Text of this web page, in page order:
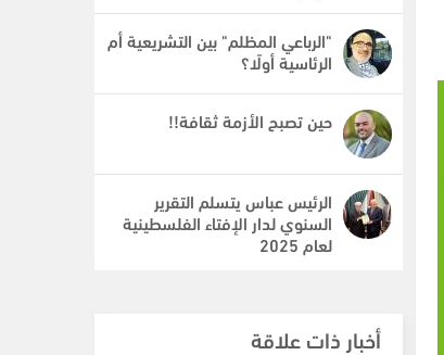
"الرباعي المظلم" بين التشريعية أم
الرئاسية أولًا؟
حين تصبح الأزمة ثقافة!!
الرئيس عباس يتسلم التقرير
السنوي لدار الإفتاء الفلسطينية
لعام 2025
أخبار ذات علاقة